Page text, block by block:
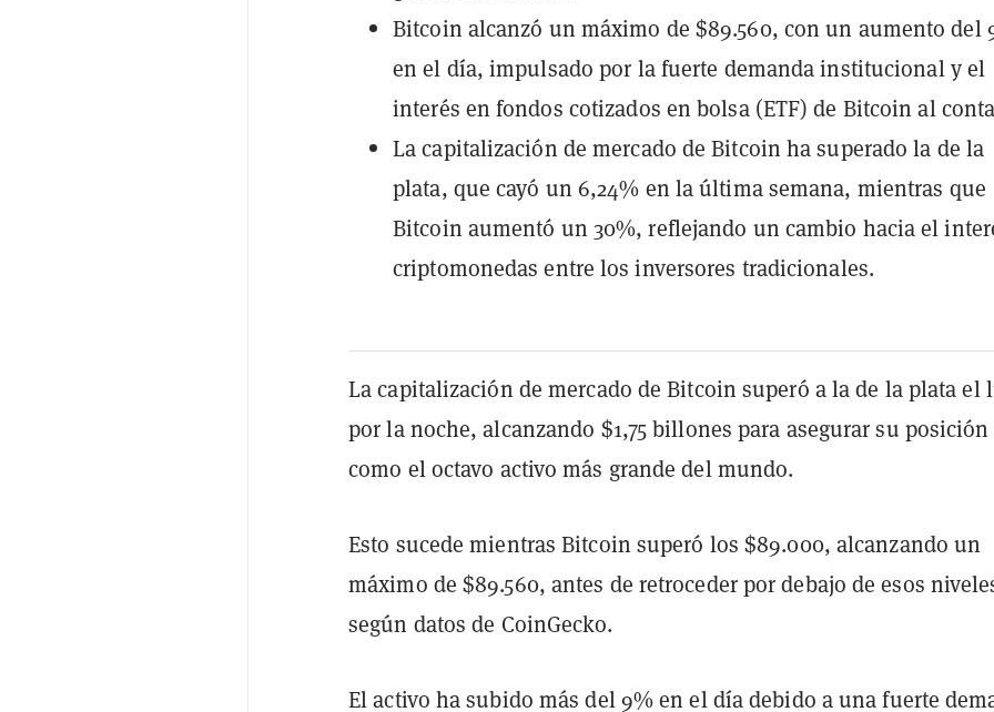
Bitcoin alcanzó un máximo de $89.560, con un aumento del
en el día, impulsado por la fuerte demanda institucional y el
interés en fondos cotizados en bolsa (ETF) de Bitcoin al
La capitalización de mercado de Bitcoin ha superado la de la
plata, que cayó un 6,24% en la última semana, mientras que
Bitcoin aumentó un 30%, reflejando un cambio hacia el
criptomonedas entre los inversores tradicionales.
La capitalización de mercado de Bitcoin superó a la de la plata el
por la noche, alcanzando $1,75 billones para asegurar su posición
como el octavo activo más grande del mundo.
Esto sucede mientras Bitcoin superó los $89.000, alcanzando un
máximo de $89.560, antes de retroceder por debajo de esos
según datos de CoinGecko.
El activo ha subido más del 9% en el día debido a una fuerte